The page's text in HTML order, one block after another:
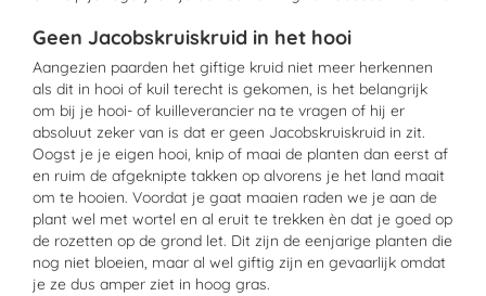
Geen Jacobskruiskruid in het hooi
Aangezien paarden het giftige kruid niet meer herkennen
als dit in hooi of kuil terecht is gekomen, is het belangrijk
om bij je hooi- of kuilleverancier na te vragen of hij er
absoluut zeker van is dat er geen Jacobskruiskruid in zit.
Oogst je je eigen hooi, knip of maai de planten dan eerst af
en ruim de afgeknipte takken op alvorens je het land maait
om te hooien. Voordat je gaat maaien raden we je aan de
plant wel met wortel en al eruit te trekken èn dat je goed op
de rozetten op de grond let. Dit zijn de eenjarige planten die
nog niet bloeien, maar al wel giftig zijn en gevaarlijk omdat
je ze dus amper ziet in hoog gras.